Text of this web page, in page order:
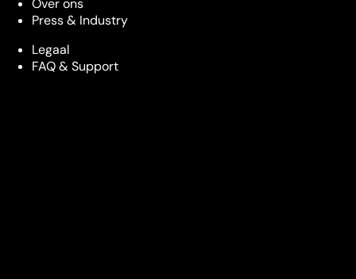
Over ons
Press & Industry
Legaal
FAQ & Support